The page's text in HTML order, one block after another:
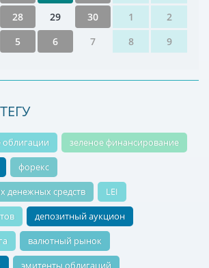
28 29 30 1
2
5 6 7 8 9
зеленое финансирование
форекс
денежных средств
LEI
депозитный аукцион
валютный рынок
эмитенты облигаций